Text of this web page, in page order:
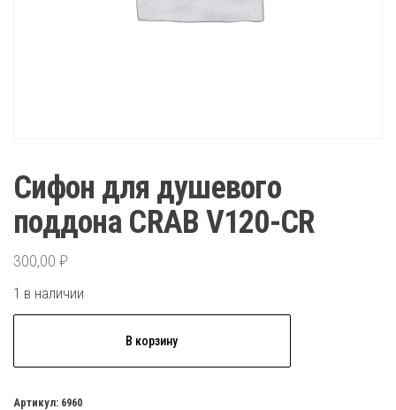
Сифон для душевого
поддона CRAB V120-CR
300,00 ₽
1 в наличии
для
В корзину
Артикул: 6960